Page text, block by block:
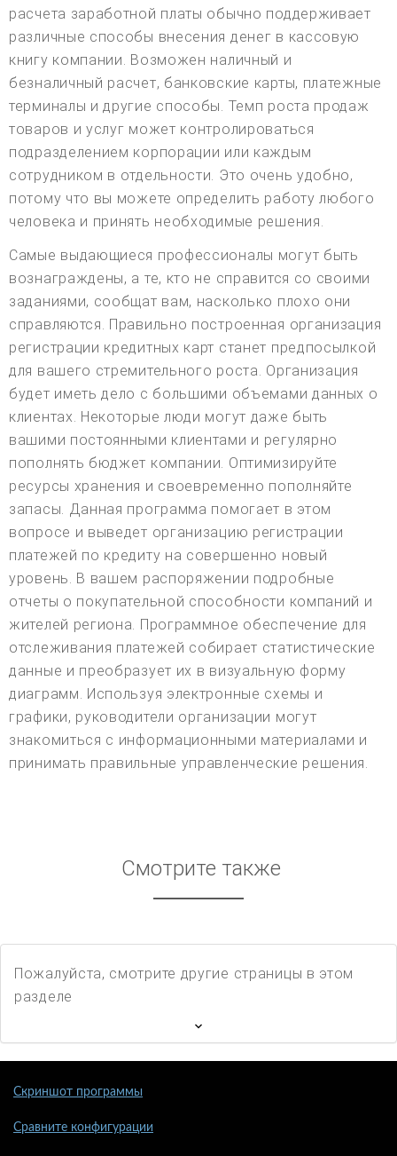
расчета заработной платы обычно поддерживает
различные способы внесения денег в кассовую
книгу компании. Возможен наличный и
безналичный расчет, банковские карты, платежные
терминалы и другие способы. Темп роста продаж
товаров и услуг может контролироваться
подразделением корпорации или каждым
сотрудником в отдельности. Это очень удобно,
потому что вы можете определить работу любого
человека и принять необходимые решения.
Самые выдающиеся профессионалы могут быть
вознаграждены, а те, кто не справится со своими
заданиями, сообщат вам, насколько плохо они
справляются. Правильно построенная организация
регистрации кредитных карт станет предпосылкой
для вашего стремительного роста. Организация
будет иметь дело с большими объемами данных о
клиентах. Некоторые люди могут даже быть
вашими постоянными клиентами и регулярно
пополнять бюджет компании. Оптимизируйте
ресурсы хранения и своевременно пополняйте
запасы. Данная программа помогает в этом
вопросе и выведет организацию регистрации
платежей по кредиту на совершенно новый
уровень. В вашем распоряжении подробные
отчеты о покупательной способности компаний и
жителей региона. Программное обеспечение для
отслеживания платежей собирает статистические
данные и преобразует их в визуальную форму
диаграмм. Используя электронные схемы и
графики, руководители организации могут
знакомиться с информационными материалами и
принимать правильные управленческие решения.
Смотрите также
Пожалуйста, смотрите другие страницы в этом
разделе
Скриншот программы
Сравните конфигурации